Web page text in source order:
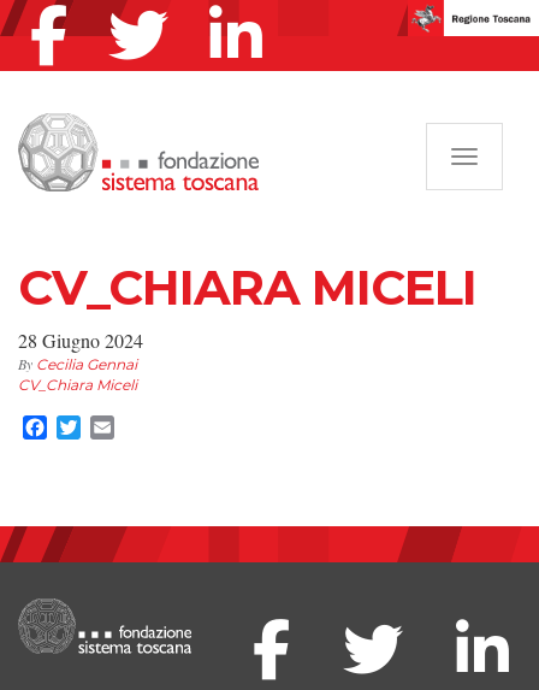
CV_CHIARA MICELI
28 Giugno 2024
By Cecilia Gennai
CV_Chiara Miceli
Facebook
Twitter